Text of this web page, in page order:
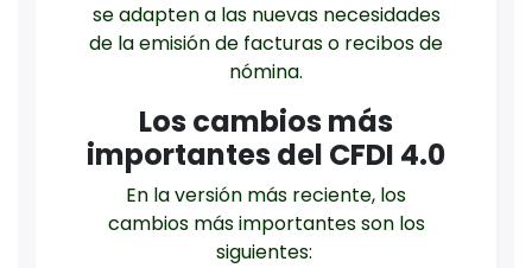
se adapten a las nuevas necesidades
de la emisión de facturas o recibos de
nómina.
Los cambios más
importantes del CFDI 4.0
En la versión más reciente, los
cambios más importantes son los
siguientes: